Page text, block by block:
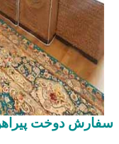
سفارش دوخت